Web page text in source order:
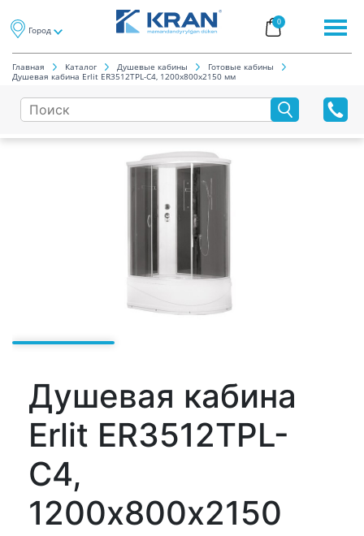
Город
0
Главная Каталог Душевые кабины
Готовые кабины
Душевая кабина Erlit ER3512TPL-C4, 1200х800х2150 мм
Душевая кабина
Erlit ER3512TPL-
C4,
1200х800х2150